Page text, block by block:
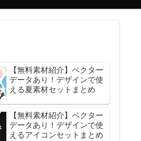
【無料素材紹介】ベクター
データあり！デザインで使
える夏素材セットまとめ
【無料素材紹介】ベクター
データあり！デザインで使
えるアイコンセットまとめ